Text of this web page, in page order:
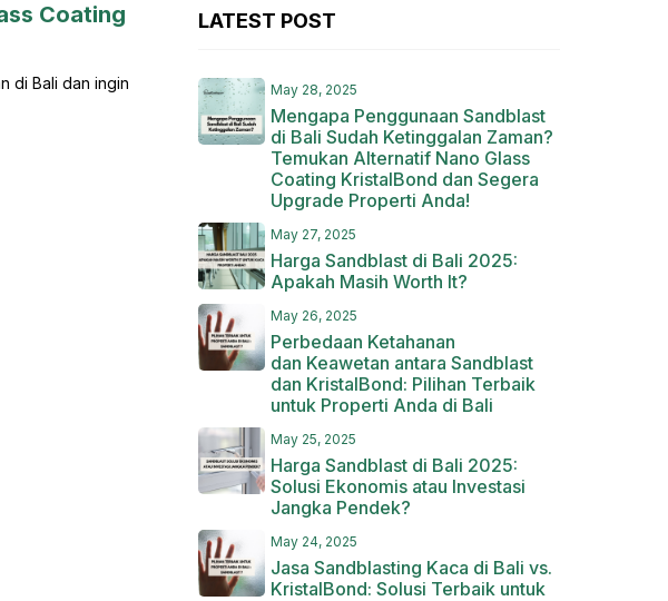
Coating
di Bali dan ingin
LATEST POST
May 28, 2025
Mengapa Penggunaan Sandblast
di Bali Sudah Ketinggalan Zaman?
Temukan Alternatif Nano Glass
Coating KristalBond dan Segera
Upgrade Properti Anda!
May 27, 2025
Harga Sandblast di Bali 2025:
Apakah Masih Worth It?
May 26, 2025
Perbedaan Ketahanan
dan Keawetan antara Sandblast
dan KristalBond: Pilihan Terbaik
untuk Properti Anda di Bali
May 25, 2025
Harga Sandblast di Bali 2025:
Solusi Ekonomis atau Investasi
Jangka Pendek?
May 24, 2025
Jasa Sandblasting Kaca di Bali vs.
KristalBond: Solusi Terbaik untuk